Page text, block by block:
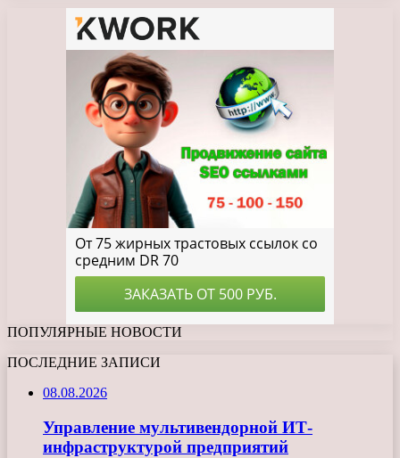
ПОПУЛЯРНЫЕ НОВОСТИ
ПОСЛЕДНИЕ ЗАПИСИ
08.08.2026
Управление мультивендорной ИТ-
инфраструктурой предприятий